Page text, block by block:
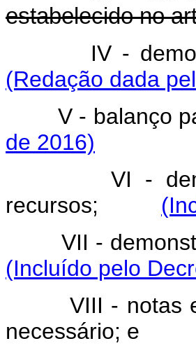
estabelecido no
IV -
(Redação dada
V - balanço
de 2016)
VI -
recursos;
VII -
(Incluído pelo
VIII - notas
necessário; e